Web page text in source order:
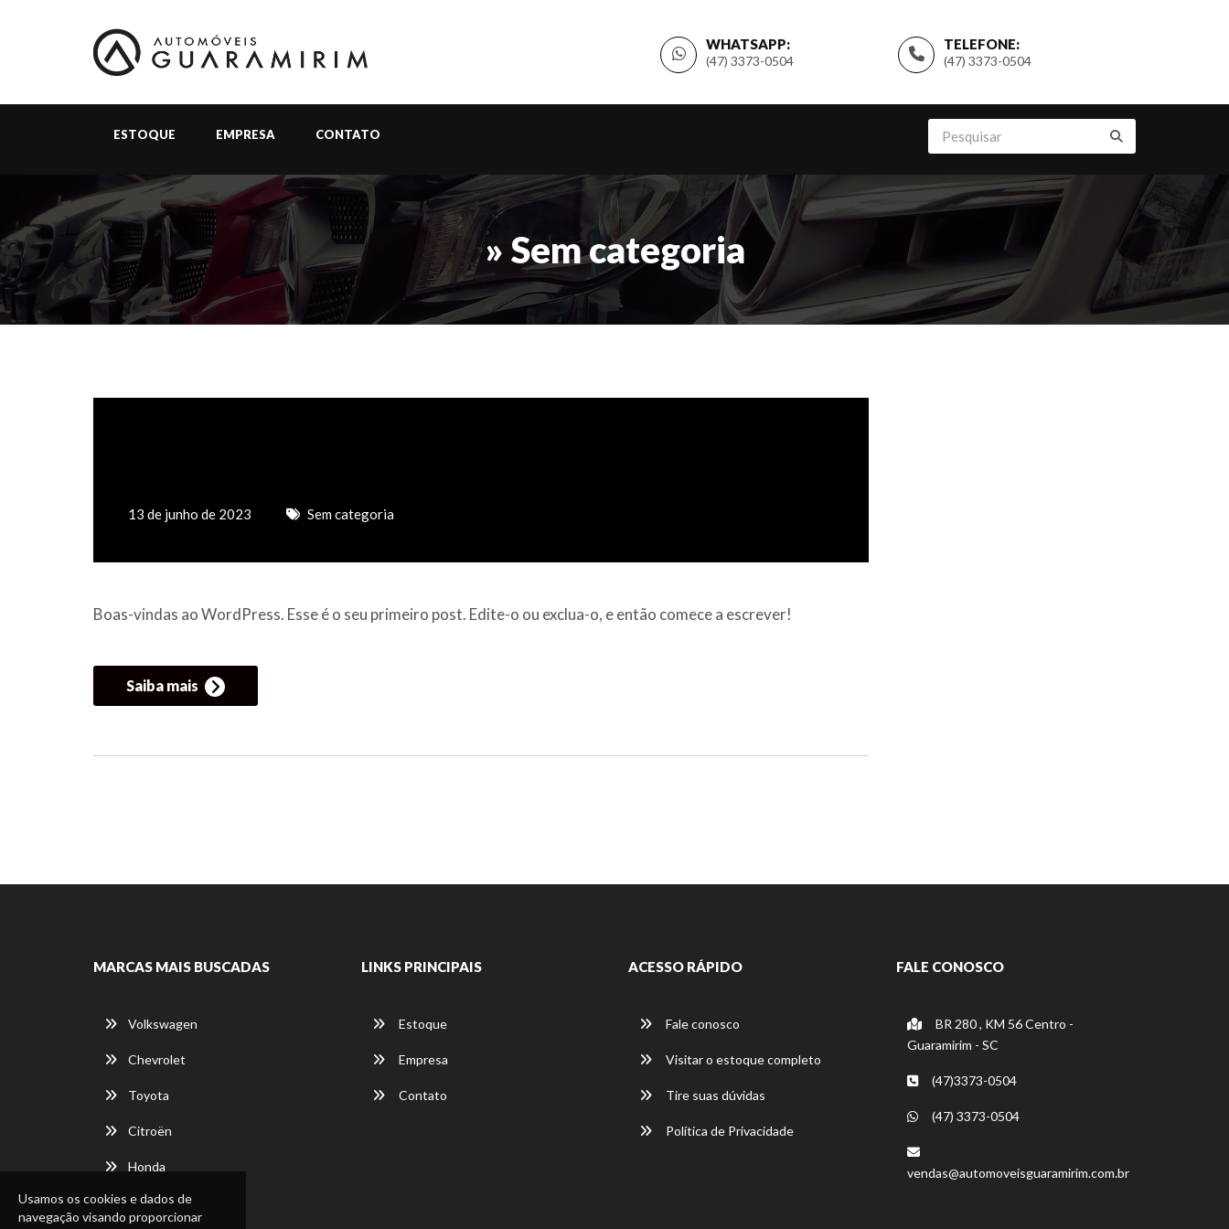
Usamos os cookies e dados de
navegação visando proporcionar
TELEFONE:
(47) 3373-0504
WHATSAPP:
(47) 3373-0504
ESTOQUE EMPRESA CONTATO
» Sem categoria
13 de junho de 2023 Sem categoria
Boas-vindas ao WordPress. Esse é o seu primeiro post. Edite-o ou exclua-o, e então comece a escrever!
Saiba mais
MARCAS MAIS BUSCADAS
Volkswagen
Chevrolet
Toyota
Citroën
Honda
LINKS PRINCIPAIS
Estoque
Empresa
Contato
ACESSO RÁPIDO
Fale conosco
Visitar o estoque completo
Tire suas dúvidas
Política de Privacidade
FALE CONOSCO
BR 280 , KM 56 Centro -
Guaramirim - SC
(47)3373-0504
(47) 3373-0504
vendas@automoveisguaramirim.com.br